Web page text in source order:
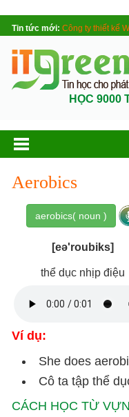
Tin tức mới: Công ty thiết kế
HỌC 9000
Aerobics
aerobics( noun )
[eə'roubiks]
thể dục nhịp điệu
Ví dụ:
She does
Cô ta tập thể
CÁCH HỌC TỪ